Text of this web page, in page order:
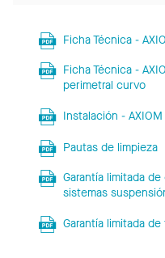
Ficha Técnica -
Ficha Técnica -
perimetral curvo
Instalación -
Pautas de limpieza
Garantía limitada
sistemas
Garantía limitada